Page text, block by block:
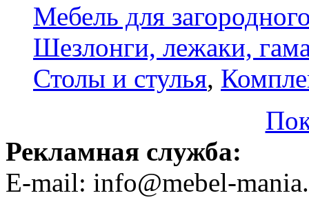
Мебель для
Шезлонги, лежаки,
Столы и стулья,
Рекламная служба:
E-mail: info@mebel-